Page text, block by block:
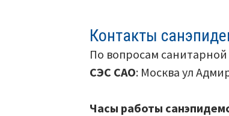
Контакты
По вопросам
СЭС САО: Москва ул
Часы работы